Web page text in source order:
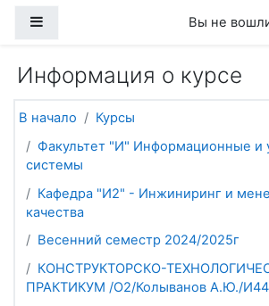
Вы не
Информация о курсе
В начало
Курсы
Факультет "И" Информационные и
системы
Кафедра "И2" - Инжиниринг и
качества
Весенний семестр 2024/2025г
КОНСТРУКТОРСКО-
ПРАКТИКУМ /О2/Колыванов А.Ю./